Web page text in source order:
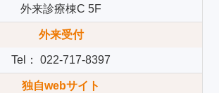
外来診療棟C 5F
外来受付
Tel： 022-717-8397
独自webサイト